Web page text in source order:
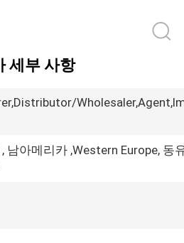
세부 사항
남아메리카 ,Western Europe, 동